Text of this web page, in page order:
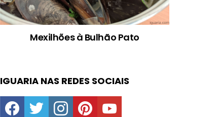
Mexilhões à Bulhão Pato
IGUARIA NAS REDES SOCIAIS
facebooktwitter instagrampinterestyoutube